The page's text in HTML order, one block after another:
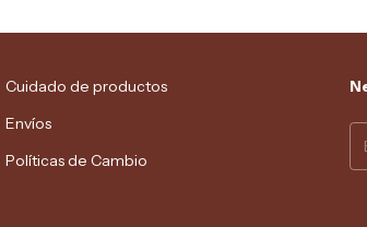
Cuidado de productos
Envíos
Políticas de Cambio